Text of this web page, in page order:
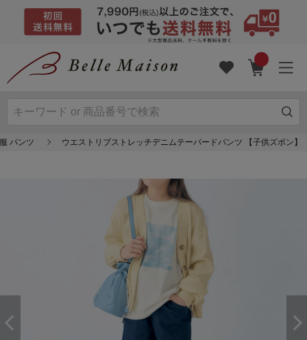
パンツ ウエストリブストレッチデニムテーパードパンツ 【子供ズボン】